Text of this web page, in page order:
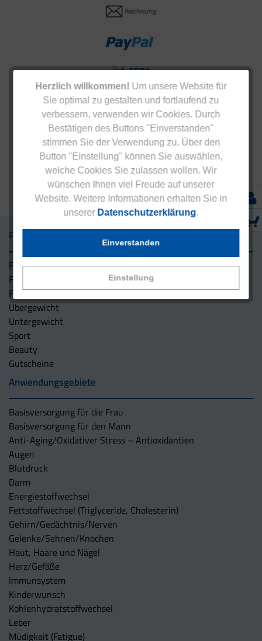
Herzlich willkommen! Um unsere Website für
Sie optimal zu gestalten und fortlaufend zu
verbessern, verwenden wir Cookies. Durch
Bestätigen des Buttons "Einverstanden"
stimmen Sie der Verwendung zu. Über den
Button "Einstellung" können Sie auswählen,
welche Cookies Sie zulassen wollen. Wir
wünschen Ihnen viel Freude auf unserer
Website. Weitere Informationen erhalten Sie in
unserer Datenschutzerklärung.
Einstellung
Einverstanden
Präparate
Für den Mann
Für die Frau
Für Mann und Frau
Übergewicht
Untergewicht
Sport
Beauty
Gutscheine
Anwendungsgebiete
Basisversorgung für die Frau
Basisversorgung für den Mann
Anti-Aging/Oxidativer Stress – Antioxidantien
Augen
Blutdruck
Darm
Energiestoffwechsel
Fettstoffwechsel (Triglyceride, Cholesterin)
Gehirn/Gedächtnis/Nerven
Gelenke/Sehnen/Knochen
Haut, Haare und Nägel
Herz/Gefäße
Immunsystem
Kinderwunsch
Kohlenhydratstoffwechsel
Leber
Müdigkeit (Fatigue)